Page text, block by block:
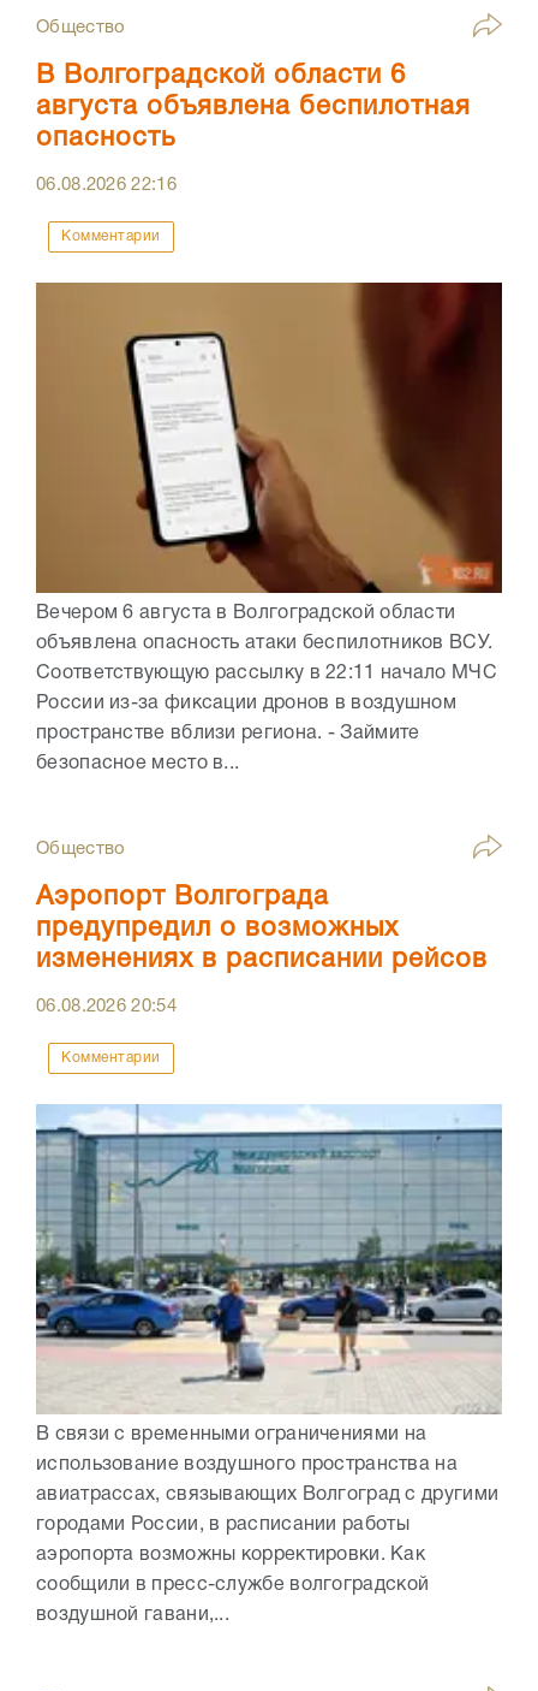
Общество
В Волгоградской области 6
августа объявлена беспилотная
опасность
06.08.202622:16
Комментарии
Вечером 6 августа в Волгоградской области
объявлена опасность атаки беспилотников ВСУ.
Соответствующую рассылку в 22:11 начало МЧС
России из-за фиксации дронов в воздушном
пространстве вблизи региона. - Займите
безопасное место в...
Общество
Аэропорт Волгограда
предупредил о возможных
изменениях в расписании рейсов
06.08.202620:54
Комментарии
В связи с временными ограничениями на
использование воздушного пространства на
авиатрассах, связывающих Волгоград с другими
городами России, в расписании работы
аэропорта возможны корректировки. Как
сообщили в пресс-службе волгоградской
воздушной гавани,...